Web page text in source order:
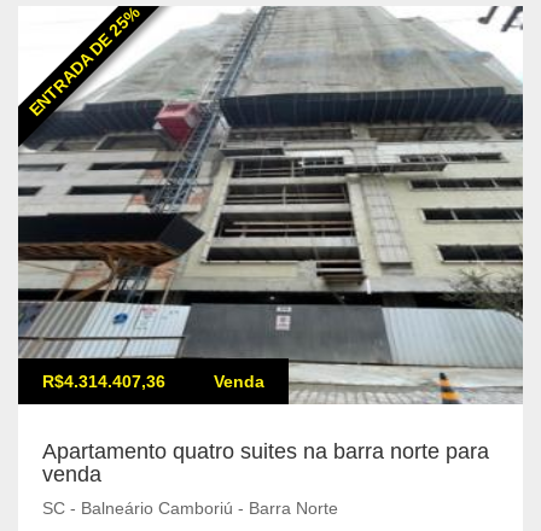
ENTRADA DE 25%
R$4.314.407,36 Venda
Apartamento quatro suites na barra norte para
venda
SC - Balneário Camboriú - Barra Norte